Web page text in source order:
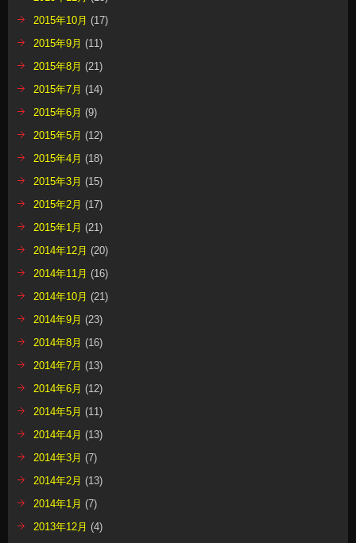
2015年10月 (17)
2015年9月 (11)
2015年8月 (21)
2015年7月 (14)
2015年6月 (9)
2015年5月 (12)
2015年4月 (18)
2015年3月 (15)
2015年2月 (17)
2015年1月 (21)
2014年12月 (20)
2014年11月 (16)
2014年10月 (21)
2014年9月 (23)
2014年8月 (16)
2014年7月 (13)
2014年6月 (12)
2014年5月 (11)
2014年4月 (13)
2014年3月 (7)
2014年2月 (13)
2014年1月 (7)
2013年12月 (4)